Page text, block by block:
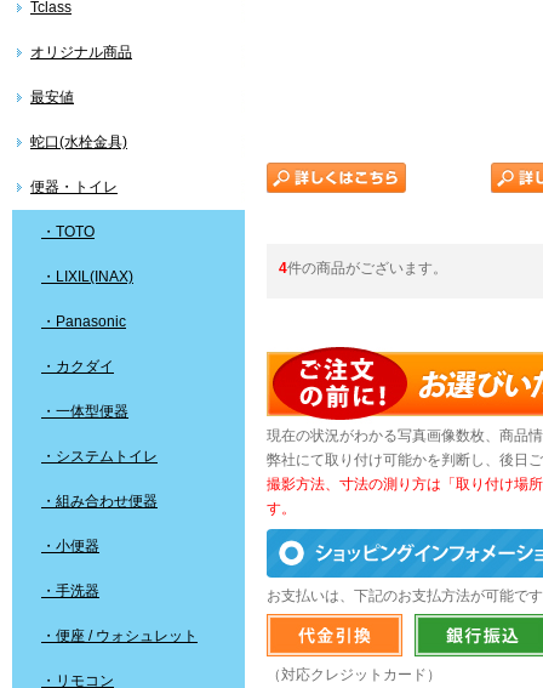
Tclass
オリジナル商品
最安値
蛇口(水栓金具)
便器・トイレ
・TOTO
・LIXIL(INAX)
・Panasonic
・カクダイ
・一体型便器
・システムトイレ
・組み合わせ便器
・小便器
・手洗器
・便座 / ウォシュレット
・リモコン
4件の商品がございます。
現在の状況がわかる写真画像数枚、商品
弊社にて取り付け可能かを判断し、後日
撮影方法、寸法の測り方は「取り付け場
す。
お支払いは、下記のお支払方法が可能で
（対応クレジットカード）